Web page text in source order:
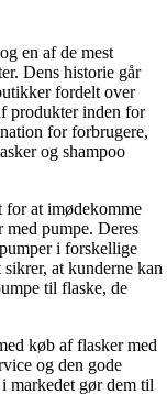
en af de mest
Dens historie går
fordelt over
produkter inden for
for forbrugere,
og shampoo
for at imødekomme
med pumpe. Deres
i forskellige
at kunderne kan
til flaske, de
køb af flasker med
og den gode
markedet gør dem til